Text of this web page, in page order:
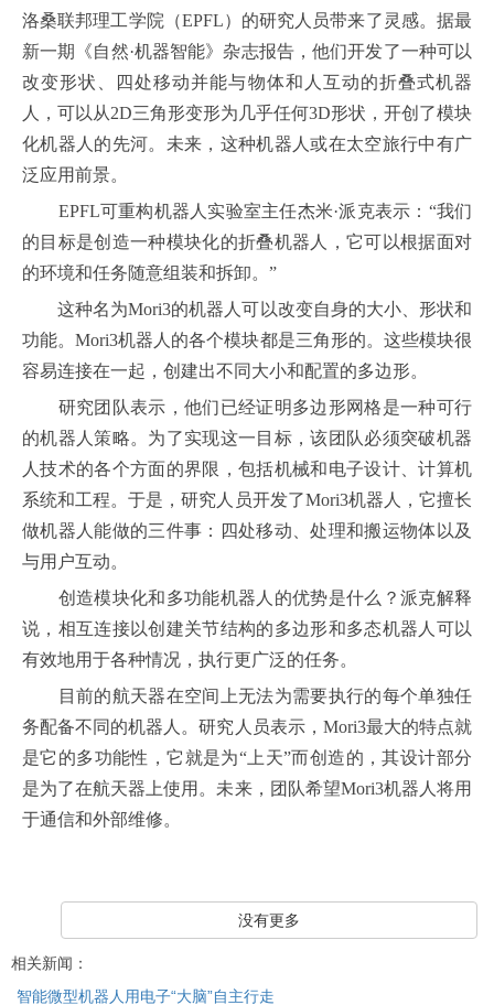
洛桑联邦理工学院（EPFL）的研究人员带来了灵感。据最
新一期《自然·机器智能》杂志报告，他们开发了一种可以
改变形状、四处移动并能与物体和人互动的折叠式机器
人，可以从2D三角形变形为几乎任何3D形状，开创了模块
化机器人的先河。未来，这种机器人或在太空旅行中有广
泛应用前景。
EPFL可重构机器人实验室主任杰米·派克表示：“我们
的目标是创造一种模块化的折叠机器人，它可以根据面对
的环境和任务随意组装和拆卸。”
这种名为Mori3的机器人可以改变自身的大小、形状和
功能。Mori3机器人的各个模块都是三角形的。这些模块很
容易连接在一起，创建出不同大小和配置的多边形。
研究团队表示，他们已经证明多边形网格是一种可行
的机器人策略。为了实现这一目标，该团队必须突破机器
人技术的各个方面的界限，包括机械和电子设计、计算机
系统和工程。于是，研究人员开发了Mori3机器人，它擅长
做机器人能做的三件事：四处移动、处理和搬运物体以及
与用户互动。
创造模块化和多功能机器人的优势是什么？派克解释
说，相互连接以创建关节结构的多边形和多态机器人可以
有效地用于各种情况，执行更广泛的任务。
目前的航天器在空间上无法为需要执行的每个单独任
务配备不同的机器人。研究人员表示，Mori3最大的特点就
是它的多功能性，它就是为“上天”而创造的，其设计部分
是为了在航天器上使用。未来，团队希望Mori3机器人将用
于通信和外部维修。
没有更多
相关新闻：
智能微型机器人用电子“大脑”自主行走